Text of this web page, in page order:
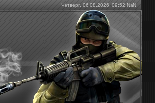
Четверг, 06.08.2026, 09:52:NaN